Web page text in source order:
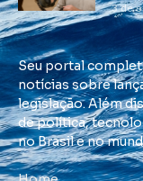
3 de
Seu portal
notícias sobre
legislação. Além
de política,
no Brasil e no